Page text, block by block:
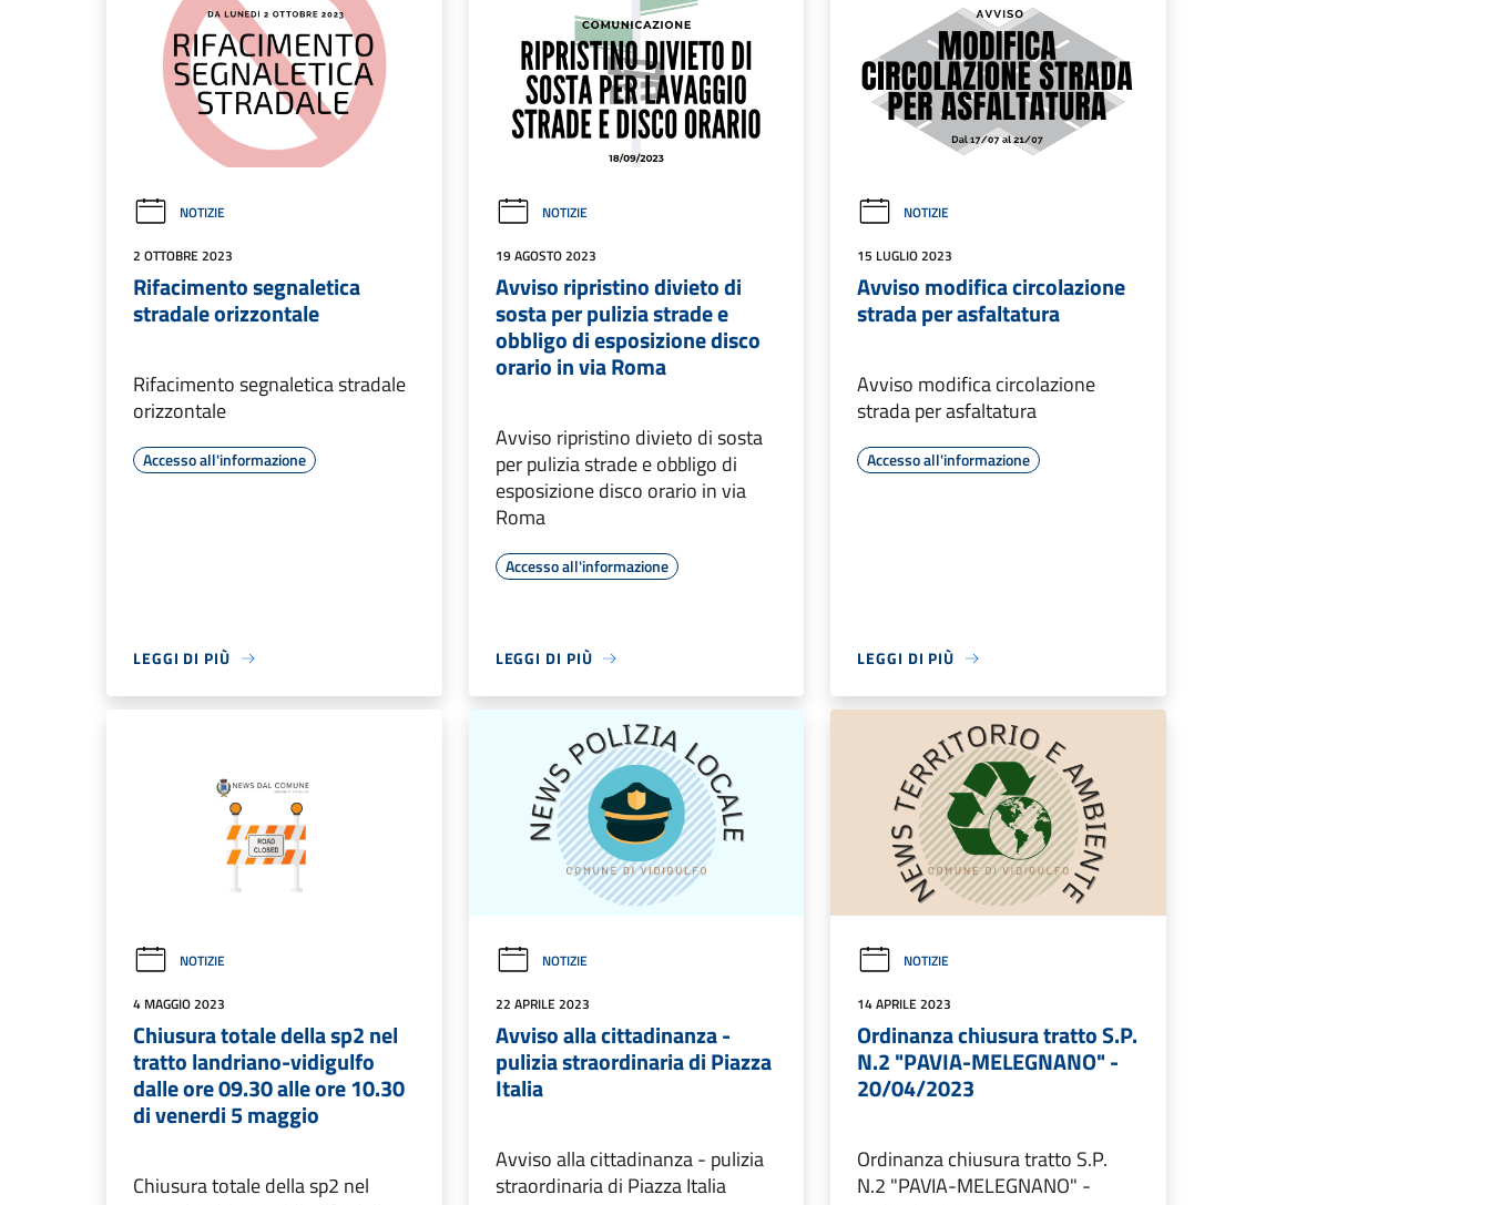
NOTIZIE
2 OTTOBRE 2023
Rifacimento segnaletica
stradale orizzontale
Rifacimento segnaletica stradale
orizzontale
Accesso all'informazione
LEGGI DI PIÙ
NOTIZIE
19 AGOSTO 2023
Avviso ripristino divieto di
sosta per pulizia strade e
obbligo di esposizione disco
orario in via Roma
Avviso ripristino divieto di sosta
per pulizia strade e obbligo di
esposizione disco orario in via
Roma
Accesso all'informazione
LEGGI DI PIÙ
NOTIZIE
15 LUGLIO 2023
Avviso modifica circolazione
strada per asfaltatura
Avviso modifica circolazione
strada per asfaltatura
Accesso all'informazione
LEGGI DI PIÙ
NOTIZIE
4 MAGGIO 2023
Chiusura totale della sp2 nel
tratto landriano-vidigulfo
dalle ore 09.30 alle ore 10.30
di venerdi 5 maggio
Chiusura totale della sp2 nel
NOTIZIE
22 APRILE 2023
Avviso alla cittadinanza -
pulizia straordinaria di Piazza
Italia
Avviso alla cittadinanza - pulizia
straordinaria di Piazza Italia
NOTIZIE
14 APRILE 2023
Ordinanza chiusura tratto S.P.
N.2 "PAVIA-MELEGNANO" -
20/04/2023
Ordinanza chiusura tratto S.P.
N.2 "PAVIA-MELEGNANO" -